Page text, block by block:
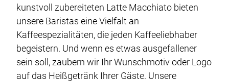
EN
kunstvoll zubereiteten Latte Macchiato bieten
unsere Baristas eine Vielfalt an
Kaffeespezialitäten, die jeden Kaffeeliebhaber
begeistern. Und wenn es etwas ausgefallener
sein soll, zaubern wir Ihr Wunschmotiv oder Logo
auf das Heißgetränk Ihrer Gäste. Unsere